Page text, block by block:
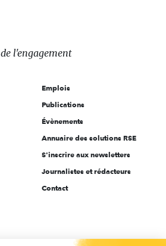
de l'engagement
Emplois
Publications
Évènements
Annuaire des solutions RSE
S'inscrire aux newsletters
Journalistes et rédacteurs
Contact